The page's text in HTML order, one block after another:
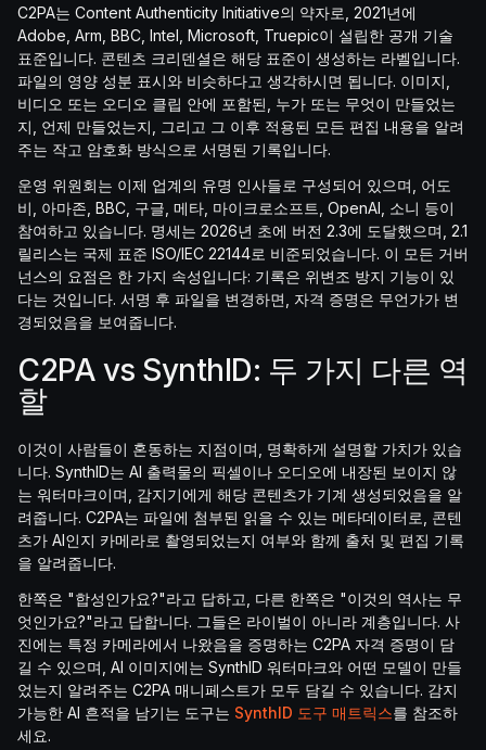
C2PA는 Content Authenticity Initiative의 약자로, 2021년에
Adobe, Arm, BBC, Intel, Microsoft, Truepic이 설립한 공개 기술
표준입니다. 콘텐츠 크리덴셜은 해당 표준이 생성하는 라벨입니다.
파일의 영양 성분 표시와 비슷하다고 생각하시면 됩니다. 이미지,
비디오 또는 오디오 클립 안에 포함된, 누가 또는 무엇이 만들었는
지, 언제 만들었는지, 그리고 그 이후 적용된 모든 편집 내용을 알려
주는 작고 암호화 방식으로 서명된 기록입니다.
운영 위원회는 이제 업계의 유명 인사들로 구성되어 있으며, 어도
비, 아마존, BBC, 구글, 메타, 마이크로소프트, OpenAI, 소니 등이
참여하고 있습니다. 명세는 2026년 초에 버전 2.3에 도달했으며, 2.1
릴리스는 국제 표준 ISO/IEC 22144로 비준되었습니다. 이 모든 거버
넌스의 요점은 한 가지 속성입니다: 기록은 위변조 방지 기능이 있
다는 것입니다. 서명 후 파일을 변경하면, 자격 증명은 무언가가 변
경되었음을 보여줍니다.
C2PA vs SynthID: 두 가지 다른 역
할
이것이 사람들이 혼동하는 지점이며, 명확하게 설명할 가치가 있습
니다. SynthID는 AI 출력물의 픽셀이나 오디오에 내장된 보이지 않
는 워터마크이며, 감지기에게 해당 콘텐츠가 기계 생성되었음을 알
려줍니다. C2PA는 파일에 첨부된 읽을 수 있는 메타데이터로, 콘텐
츠가 AI인지 카메라로 촬영되었는지 여부와 함께 출처 및 편집 기록
을 알려줍니다.
한쪽은 "합성인가요?"라고 답하고, 다른 한쪽은 "이것의 역사는 무
엇인가요?"라고 답합니다. 그들은 라이벌이 아니라 계층입니다. 사
진에는 특정 카메라에서 나왔음을 증명하는 C2PA 자격 증명이 담
길 수 있으며, AI 이미지에는 SynthID 워터마크와 어떤 모델이 만들
었는지 알려주는 C2PA 매니페스트가 모두 담길 수 있습니다. 감지
가능한 AI 흔적을 남기는 도구는 SynthID 도구 매트릭스를 참조하
세요.